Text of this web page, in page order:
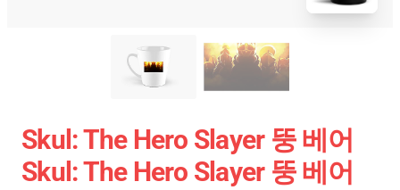
Skul: The Hero Slayer 뚱 베어
Skul: The Hero Slayer 뚱 베어